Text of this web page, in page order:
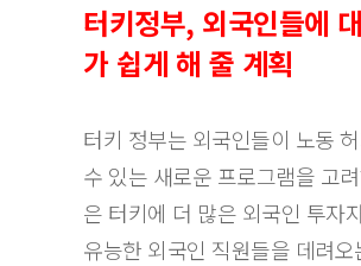
터키정부, 외국인들에
가 쉽게 해 줄 계획
터키 정부는 외국인들이 노동
수 있는 새로운 프로그램을 고
은 터키에 더 많은 외국인 투자
유능한 외국인 직원들을 데려오